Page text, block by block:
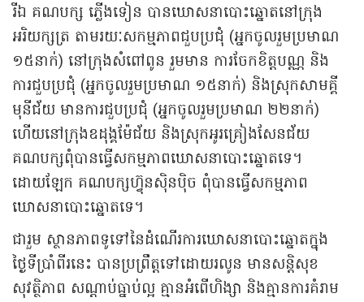
រីឯ គណបក្ស ភ្លើងទៀន បានឃោសនាបោះឆ្នោតនៅក្រុង
អរិយក្សត្រ តាមរយៈសកម្មភាពជួបប្រជុំ (អ្នកចូលរួមប្រមាណ
១៥នាក់) នៅក្រុងសំពៅពូន រួមមាន ការចែកខិត្តបណ្ណ និង
ការជួបប្រជុំ (អ្នកចូលរួមប្រមាណ ១៥នាក់) និងស្រុកសាមគ្គី
មុនីជ័យ មានការជួបប្រជុំ (អ្នកចូលរួមប្រមាណ ២២នាក់)
ហើយនៅក្រុងឧដុង្គម៉ែជ័យ និងស្រុកអូរគ្រៀងសែនជ័យ
គណបក្សពុំបានធ្វើសកម្មភាពឃោសនាបោះឆ្នោតទេ។
ដោយឡែក គណបក្សហ៊្វុនស៊ិនប៉ិច ពុំបានធ្វើសកម្មភាព
ឃោសនាបោះឆ្នោតទេ។
ជារួម ស្ថានភាពទូទៅនៃដំណើរការឃោសនាបោះឆ្នោតក្នុង
ថ្ងៃទីប្រាំពីរនេះ បានប្រព្រឹត្តទៅដោយរលូន មានសន្តិសុខ
សុវត្ថិភាព សណ្ដាប់ធ្នាប់ល្អ គ្មានអំពើហិង្សា និងគ្មានការគំរាម